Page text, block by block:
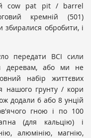
cow pat pit / barrel
кремній (501)
збиралися обробити, і
передати ВСІ сили
деревам, або ми не
набір життєвих
нашого грунту / кори
додали 6 або 8 унцій
гною і по 100
(для кальцію) і
алюмінію, магнію,